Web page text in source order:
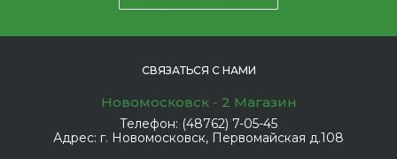
СВЯЗАТЬСЯ С НАМИ
Новомосковск - 2 Магазин
Телефон: (48762) 7-05-45
Адрес: г. Новомосковск, Первомайская д.108